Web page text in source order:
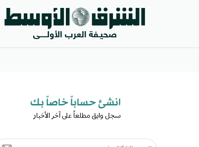
انشئ حساباً خاصاً بك​
سجل وابق مطلعاً على آخر الأخبار ​